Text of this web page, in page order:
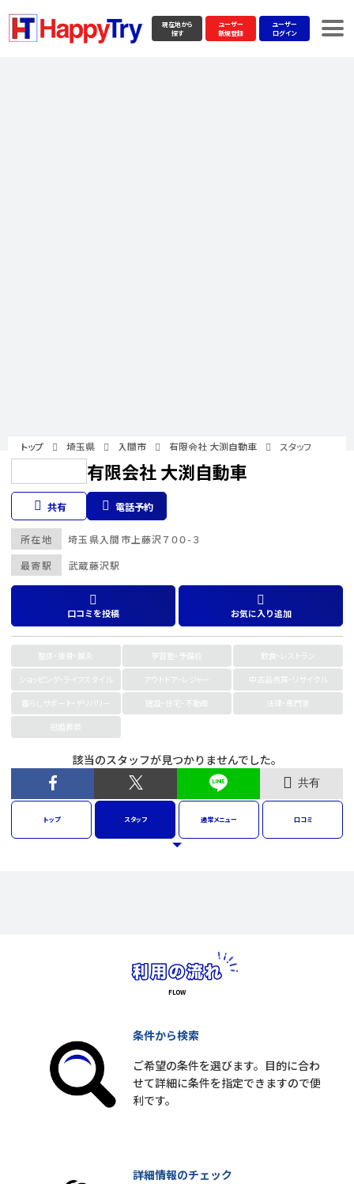
現在地から
探す
ユーザー
新規登録
ユーザー
ログイン
トップ 埼玉県 入間市 有限会社 大渕自動車 スタッフ
有限会社 大渕自動車
共有 電話予約
最寄駅 武蔵藤沢駅
所在地 埼玉県入間市 上藤沢７００-３
口コミを投稿 お気に入り追加
整体・接骨・鍼灸 学習塾・予備校
飲食・レストラン
ショッピング・ライフスタイル
アウトドア・レジャー
中古品売買・リサイクル
暮らしサポート・デリバリー
建設・住宅・不動産
法律・専門家
冠婚葬祭
該当のスタッフが見つかりませんでした。
共有
トップ スタッフ 通常メニュー 口コミ
条件から検索
ご希望の条件を選びます。目的に合わ
せて詳細に条件を指定できますので便
利です。
詳細情報のチェック